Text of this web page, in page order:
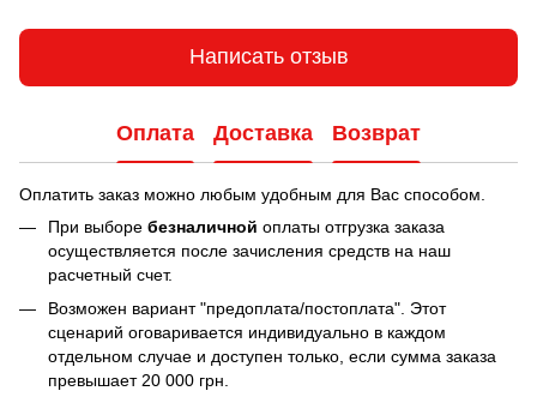
Написать отзыв
Оплата Доставка Возврат
Оплатить заказ можно любым удобным для Вас способом.
При выборе безналичной оплаты отгрузка заказа
осуществляется после зачисления средств на наш
расчетный счет.
Возможен вариант "предоплата/постоплата". Этот
сценарий оговаривается индивидуально в каждом
отдельном случае и доступен только, если сумма заказа
превышает 20 000 грн.